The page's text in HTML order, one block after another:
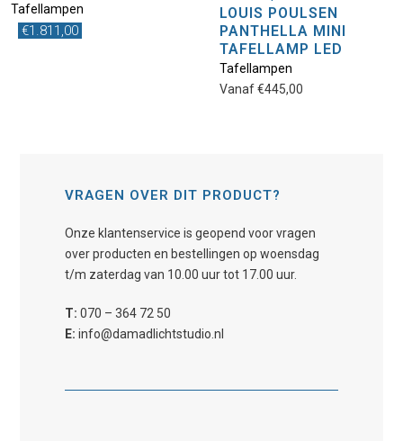
Tafellampen
€1.811,00
Dit
product
heeft
meerdere
variaties.
worden
de
productpagina
LOUIS POULSEN
PANTHELLA MINI
TAFELLAMP LED
Tafellampen
Vanaf€445,00
VRAGEN OVER DIT PRODUCT?
Onze klantenservice is geopend voor vragen
over producten en bestellingen op woensdag
t/m zaterdag van 10.00 uur tot 17.00 uur.
T: 070 – 364 72 50
E: info@damadlichtstudio.nl